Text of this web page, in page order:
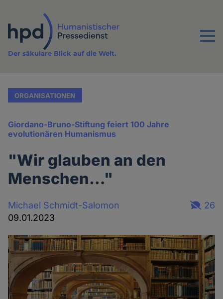
Inhalt
Menu
Der säkulare Blick auf die Welt.
ORGANISATIONEN
Giordano-Bruno-Stiftung feiert 100 Jahre
evolutionären Humanismus
"Wir glauben an den
Menschen…"
Michael Schmidt-Salomon
09.01.2023
26